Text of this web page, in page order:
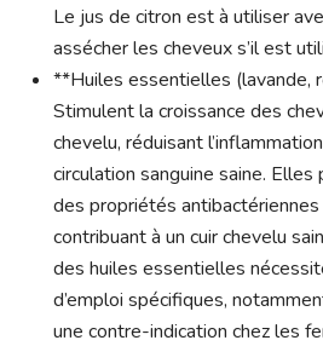
Le jus de citron est à utiliser
assécher les cheveux s’il est
**Huiles essentielles (lavande,
Stimulent la croissance des
chevelu, réduisant
circulation sanguine saine.
des propriétés
contribuant à un cuir chevelu
des huiles essentielles
d’emploi spécifiques,
une contre-indication chez les